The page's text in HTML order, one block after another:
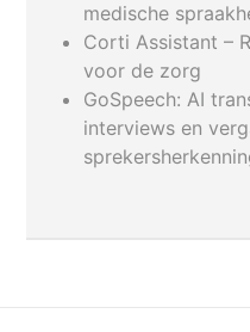
medische
Corti Assistant –
voor de zorg
GoSpeech: AI
interviews en